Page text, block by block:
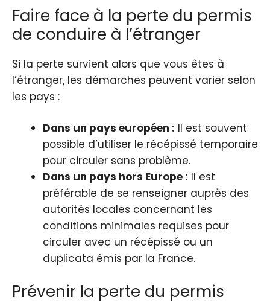
Faire face à la perte du permis
de conduire à l’étranger
Si la perte survient alors que vous êtes à
l’étranger, les démarches peuvent varier selon
les pays :
Dans un pays européen : Il est souvent
possible d’utiliser le récépissé temporaire
pour circuler sans problème.
Dans un pays hors Europe : Il est
préférable de se renseigner auprès des
autorités locales concernant les
conditions minimales requises pour
circuler avec un récépissé ou un
duplicata émis par la France.
Prévenir la perte du permis